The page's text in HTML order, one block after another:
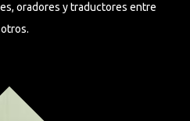
oradores y traductores entre
otros.